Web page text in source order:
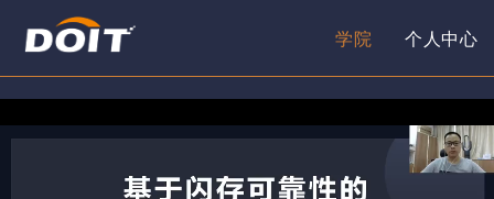
学院 个人中心